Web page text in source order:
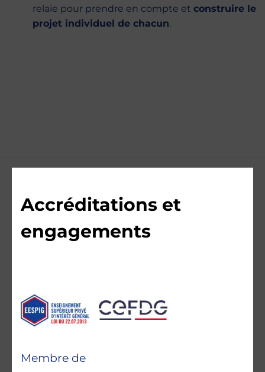
relaie pour prendre en compte et construire le
projet individuel de chacun.
Accréditations et
engagements
Membre de